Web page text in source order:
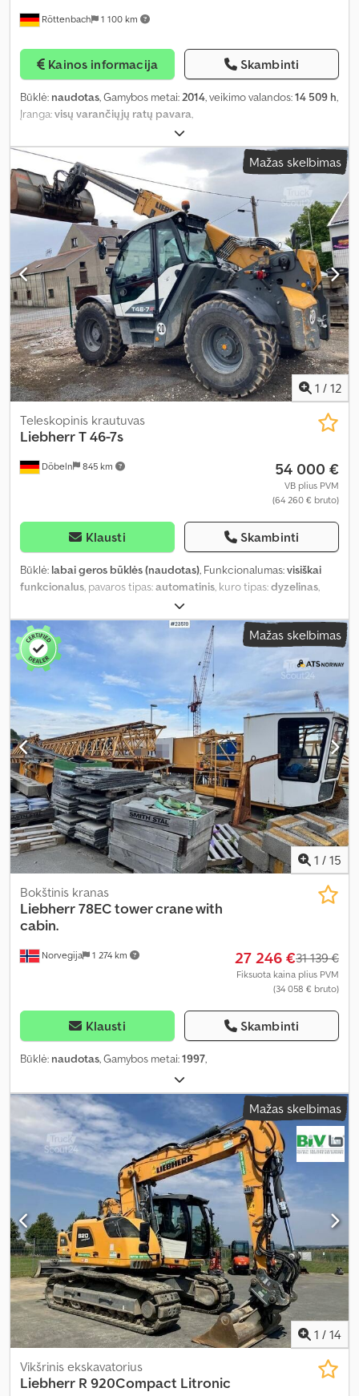
Röttenbach 1 100 km
Kainos informacija Skambinti
Būklė: naudotas, Gamybos metai:2014, veikimo valandos:14 509 h,
Įranga:visų varančiųjų ratų pavara,
Mažas skelbimas
1 / 12
Döbeln 845 km
Teleskopinis krautuvas
LiebherrT 46-7s
54 000 €
VB plius PVM
(64 260 € bruto)
Klausti Skambinti
Būklė: labai geros būklės (naudotas), Funkcionalumas:visiškai
funkcionalus, pavaros tipas:automatinis, kuro tipas:dyzelinas,
100 procentas, ašių konfigūracija:
metai:2022, veikimo valandos:4 135 h, mašinos/transporto
priemonės numeris:VAUZ1706VAT024160, Įranga:griebtuvo
hidraulika, hidraulinis kūjis, standartinis kaušas, suodžių filtras
Mažas skelbimas
1 / 15
Norvegija 1 274 km
Bokštinis kranas
Liebherr78EC tower crane with
cabin.
27 246 €31 139 €
Fiksuota kaina plius PVM
(34 058 € bruto)
Klausti Skambinti
Būklė: naudotas, Gamybos metai:1997,
Mažas skelbimas
1 / 14
Vikšrinis ekskavatorius
Liebherr R 920Compact Litronic